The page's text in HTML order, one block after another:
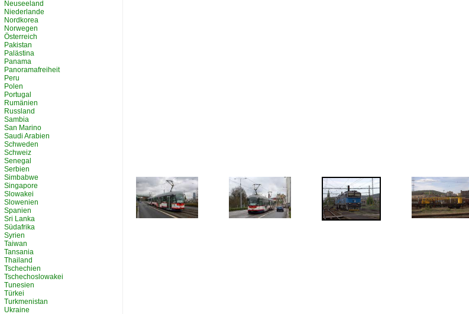
Neuseeland
Niederlande
Nordkorea
Norwegen
Österreich
Pakistan
Palästina
Panama
Panoramafreiheit
Peru
Polen
Portugal
Rumänien
Russland
Sambia
San Marino
Saudi Arabien
Schweden
Schweiz
Senegal
Serbien
Simbabwe
Singapore
Slowakei
Slowenien
Spanien
Sri Lanka
Südafrika
Syrien
Taiwan
Tansania
Thailand
Tschechien
Tschechoslowakei
Tunesien
Türkei
Turkmenistan
Ukraine